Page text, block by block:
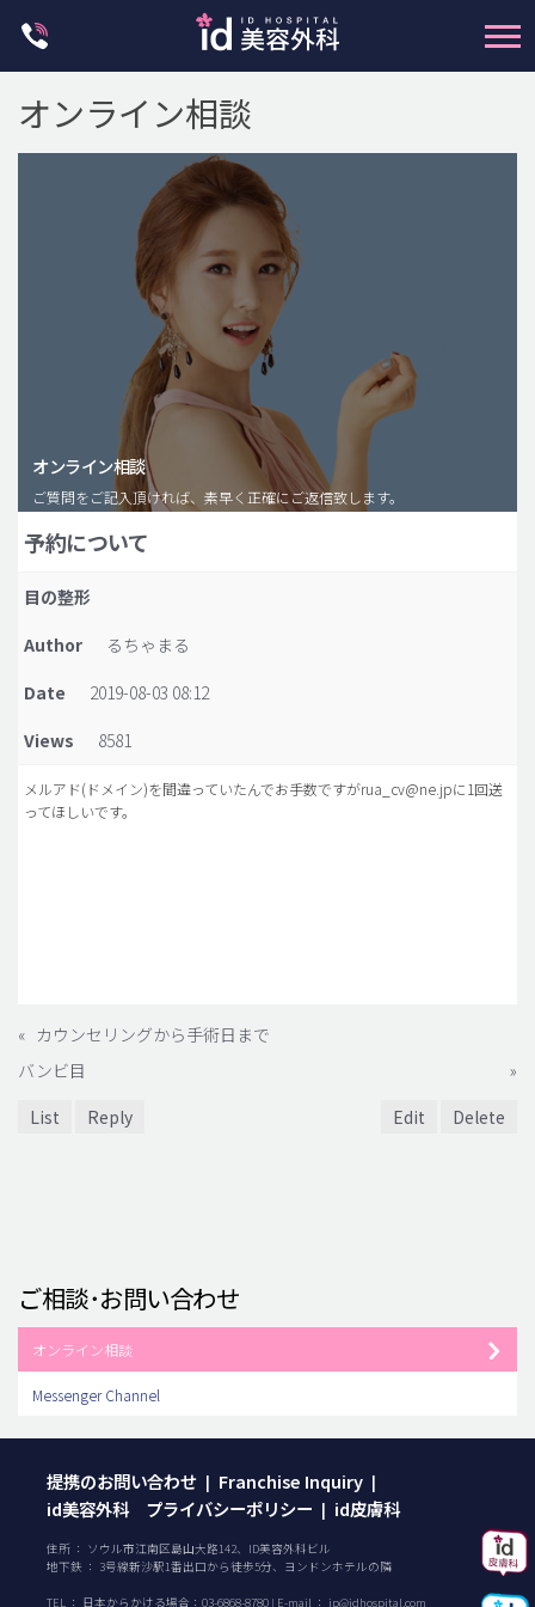
脂肪注入(アンチエイジング)
豊胸手術・バストアップ
プチ整形
idリアルストーリー
idニュース
病院紹介
安全整形
料金一覧
オンライン相談
オンライン相談
ご質問をご記入頂ければ、素早く正確にご返信致します。
予約について
目の整形
Author
るちゃまる
Date
2019-08-03 08:12
Views
8581
メルアド(ドメイン)を間違っていたんでお手数ですがrua_cv@ne.jpに1回送
ってほしいです。
« カウンセリングから手術日まで
バンビ目
»
List
Reply Edit Delete
ご相談･お問い合わせ
オンライン相談
Messenger Channel
提携のお問い合わせ | Franchise Inquiry |
id美容外科 プライバシーポリシー | id皮膚科
住所 ： ソウル市江南区島山大路142、ID美容外科ビル
地下鉄 ： 3号線新沙駅1番出口から徒歩5分、ヨンドンホテルの隣
TEL ： 日本からかける場合： 03-6868-8780 | E-mail ： jp@idhospital.com